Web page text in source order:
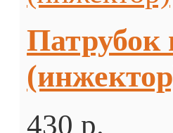
Патрубок
430 p.